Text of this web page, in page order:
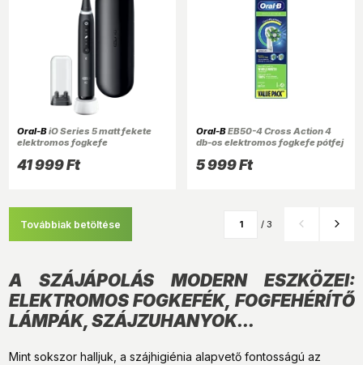
Oral-BiO Series 5 matt fekete
elektromos fogkefe
41 999 Ft
Oral-BEB50-4 Cross Action 4
db-os elektromos fogkefe pótfej
5 999 Ft
Továbbiak betöltése / 3
A SZÁJÁPOLÁS MODERN ESZKÖZEI:
ELEKTROMOS FOGKEFÉK, FOGFEHÉRÍTŐ
LÁMPÁK, SZÁJZUHANYOK…
Mint sokszor halljuk, a szájhigiénia alapvető fontosságú az